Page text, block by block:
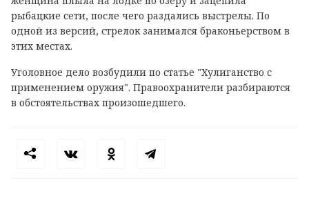
рыбацкие сети, после чего раздались выстрелы. По
одной из версий, стрелок занимался браконьерством в
этих местах.
Уголовное дело возбудили по статье "Хулиганство с
применением оружия". Правоохранители разбираются
в обстоятельствах произошедшего.